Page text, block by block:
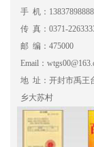
手 机：13837898888
传 真：0371-
邮 编：475000
Email：
地 址：开封市禹王
乡大苏村